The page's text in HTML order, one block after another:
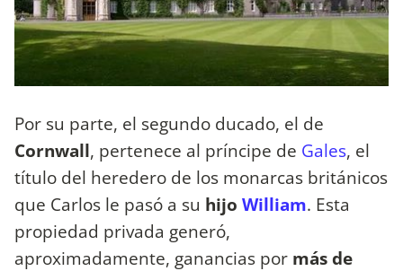
Por su parte, el segundo ducado, el de
Cornwall, pertenece al príncipe de Gales, el
título del heredero de los monarcas británicos
que Carlos le pasó a su hijo William. Esta
propiedad privada generó,
aproximadamente, ganancias por más de